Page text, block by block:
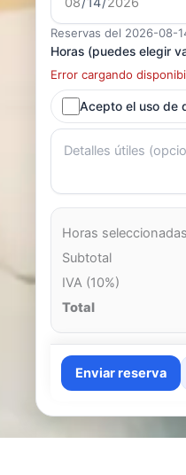
Reservas del 2026-08-
Horas (puedes elegir
Error cargando
Acepto el uso de
Horas seleccionadas
Subtotal
IVA (10%)
Total
Enviar reserva